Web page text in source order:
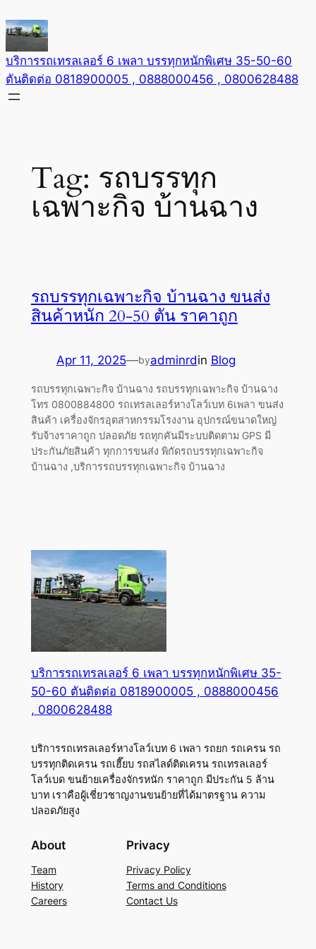
to
content
บริการรถเทรลเลอร์ 6 เพลา บรรทุกหนักพิเศษ 35-50-60
ตันติดต่อ 0818900005 , 0888000456 , 0800628488
Tag: รถบรรทุก
เฉพาะกิจ บ้านฉาง
รถบรรทุกเฉพาะกิจ บ้านฉาง ขนส่ง
สินค้าหนัก 20-50 ตัน ราคาถูก
Apr 11, 2025—byadminrdin Blog
รถบรรทุกเฉพาะกิจ บ้านฉาง รถบรรทุกเฉพาะกิจ บ้านฉาง
โทร 0800884800 รถเทรลเลอร์หางโลว์เบท 6เพลา ขนส่ง
สินค้า เครื่องจักรอุตสาหกรรมโรงงาน อุปกรณ์ขนาดใหญ่
รับจ้างราคาถูก ปลอดภัย รถทุกคันมีระบบติดตาม GPS มี
ประกันภัยสินค้า ทุกการขนส่ง พิกัดรถบรรทุกเฉพาะกิจ
บ้านฉาง ,บริการรถบรรทุกเฉพาะกิจ บ้านฉาง
บริการรถเทรลเลอร์ 6 เพลา บรรทุกหนักพิเศษ 35-
50-60 ตันติดต่อ 0818900005 , 0888000456
, 0800628488
บริการรถเทรลเลอร์หางโลว์เบท 6 เพลา รถยก รถเครน รถ
บรรทุกติดเครน รถเฮี๊ยบ รถสไลด์ติดเครน รถเทรลเลอร์
โลว์เบด ขนย้ายเครื่องจักรหนัก ราคาถูก มีประกัน 5 ล้าน
บาท เราคือผู้เชี่ยวชาญงานขนย้ายที่ได้มาตรฐาน ความ
ปลอดภัยสูง
About
Team
History
Careers
Privacy
Privacy Policy
Terms and Conditions
Contact Us